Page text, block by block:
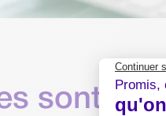
sont les